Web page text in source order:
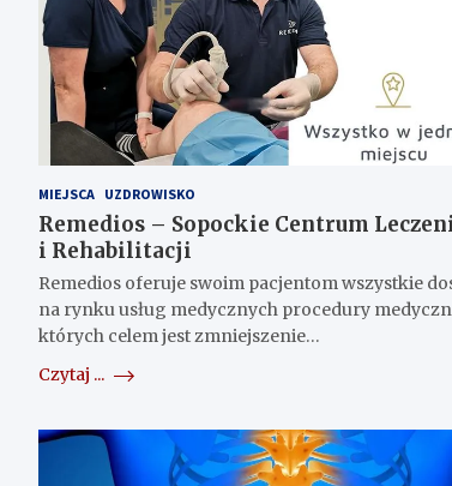
MIEJSCA UZDROWISKO
Remedios – Sopockie Centrum
i Rehabilitacji
Remedios oferuje swoim pacjentom wszystkie
na rynku usług medycznych procedury
których celem jest zmniejszenie…
Czytaj ...